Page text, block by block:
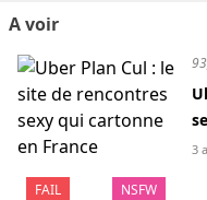
A voir
FAIL NSFW
3